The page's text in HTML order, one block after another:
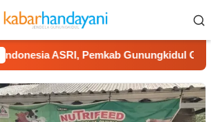
ASRI, Pemkab Gunungkidul Gelar